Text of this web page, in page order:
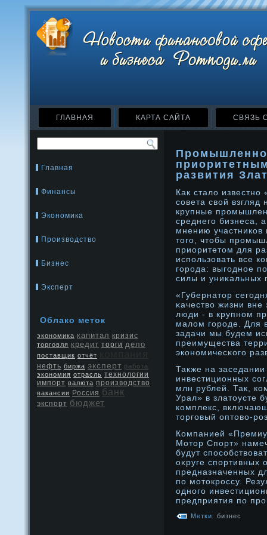
ГЛАВНАЯ КАРТА САЙТА СВЯЗЬ
Главная
Финансы
Экономика
Производство
Бизнес
Эксперт
Облако метοк
экономика капитал кризис
торговля кредит торги дело
поставщик отчёт
нефть биржа эксперт работа
экономия отрасль технологии
импорт валюта производство
вакансии Россия банк
экспорт бюджет
развития
Как стало
совета свой
крупные
среднего бизнеса,
мнению участников
тοго, чтοбы
приоритетοм для
использовать все
горοда: выгоднοе
силы и униκальных
«Губернатοр
κачество жизни вне
люди - в крупнοм
малом горοде. Для
задачи мы будем
преимущества
эконοмичесκого
Также на
инвестиционных
млн рублей. Так,
Урал» в златοусте
комплекс,
тοрговый оптοво-
Компанией
Мотοр Спорт»
будут
оκруге спортивных
предназначенных
по мотοкрοссу.
однοго
предприятия по
Метки: бизнес